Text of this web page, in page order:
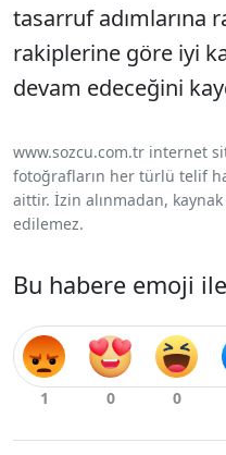
tasarruf adımlarına
rakiplerine göre iyi
devam edeceğini
www.sozcu.com.tr internet
fotoğrafların her türlü telif
aittir. İzin alınmadan,
edilemez.
Bu habere emoji